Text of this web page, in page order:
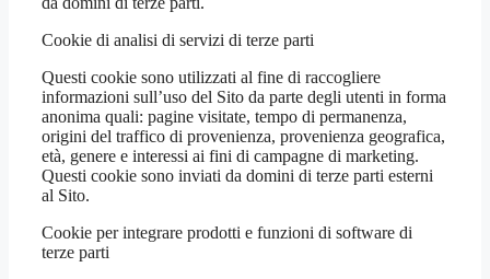
Cookie di analisi di servizi di terze parti
Questi cookie sono utilizzati al fine di raccogliere
informazioni sull’uso del Sito da parte degli utenti in forma
anonima quali: pagine visitate, tempo di permanenza,
origini del traffico di provenienza, provenienza geografica,
età, genere e interessi ai fini di campagne di marketing.
Questi cookie sono inviati da domini di terze parti esterni
al Sito.
Cookie per integrare prodotti e funzioni di software di
terze parti